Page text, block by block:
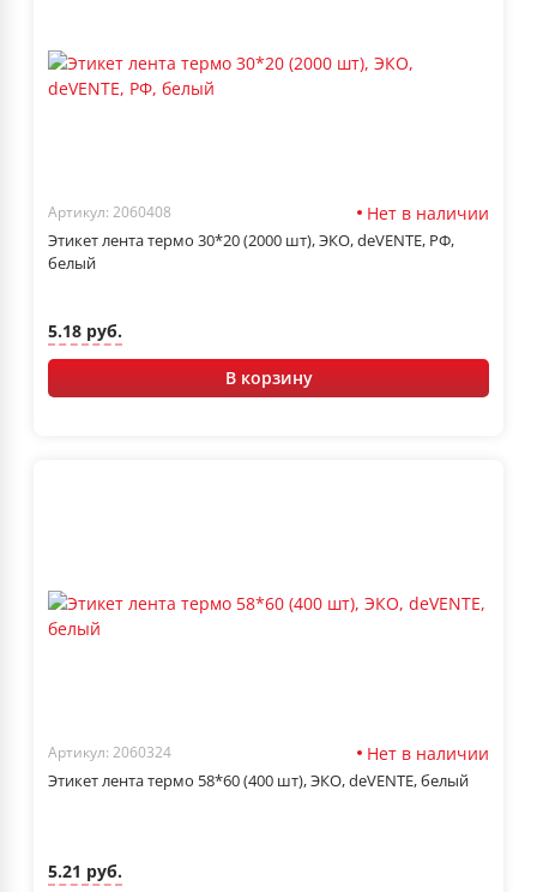
Артикул: 2060408 Нет в наличии
Этикет лента термо 30*20 (2000 шт), ЭКО, deVENTE, РФ,
белый
5.18 руб.
В корзину
Артикул: 2060324 Нет в наличии
Этикет лента термо 58*60 (400 шт), ЭКО, deVENTE, белый
5.21 руб.